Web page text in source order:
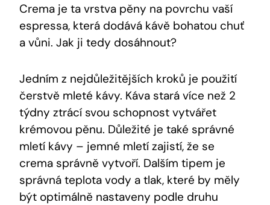
Crema je ta vrstva pěny na povrchu vaší
espressa, která dodává kávě bohatou chuť
a vůni. Jak ji tedy dosáhnout?
Jedním z nejdůležitějších kroků je použití
čerstvě mleté kávy. Káva stará více než 2
týdny ztrácí svou schopnost vytvářet
krémovou pěnu. Důležité je také správné
mletí kávy – jemné mletí zajistí, že se
crema správně vytvoří. Dalším tipem je
správná teplota vody a tlak, které by měly
být optimálně nastaveny podle druhu